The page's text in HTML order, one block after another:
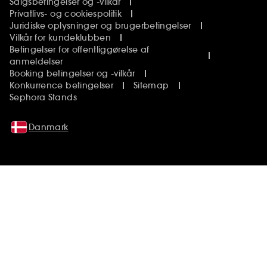
Privatlivs- og cookiespolitik
Juridiske oplysninger og brugerbetingelser
Vilkår for kundeklubben
Betingelser for offentliggørelse af
anmeldelser
Booking betingelser og -vilkår
Konkurrence betingelser
Sitemap
Sephora Stands
Danmark